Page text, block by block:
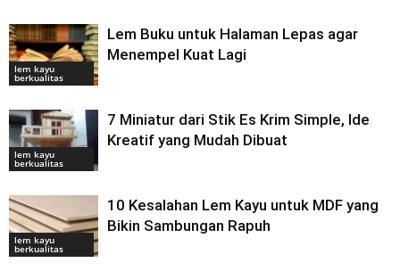
lem kayu
berkualitas
Lem Buku untuk Halaman Lepas agar
Menempel Kuat Lagi
lem kayu
berkualitas
7 Miniatur dari Stik Es Krim Simple, Ide
Kreatif yang Mudah Dibuat
lem kayu
berkualitas
10 Kesalahan Lem Kayu untuk MDF yang
Bikin Sambungan Rapuh